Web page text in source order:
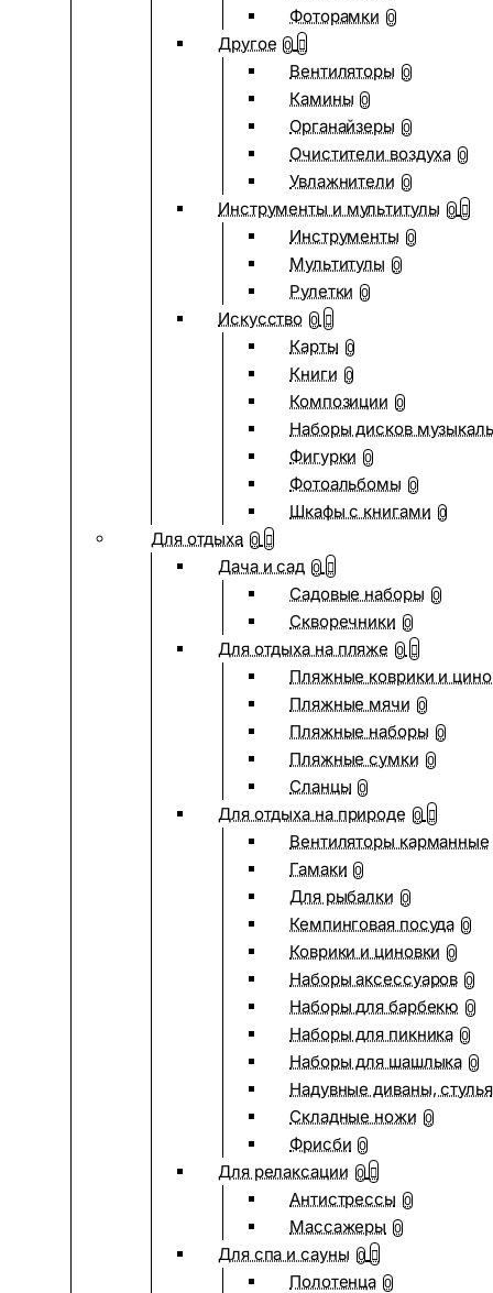
Фоторамки 0
Другое 0
Вентиляторы 0
Камины 0
Органайзеры 0
Очистители воздуха 0
Увлажнители 0
Инструменты и мультитулы 0
Инструменты 0
Мультитулы 0
Рулетки 0
Искусство 0
Карты 0
Книги 0
Композиции 0
Наборы дисков
Фигурки 0
Фотоальбомы 0
Шкафы с книгами 0
Для отдыха 0
Дача и сад 0
Садовые наборы 0
Скворечники 0
Для отдыха на пляже 0
Пляжные коврики и
Пляжные мячи 0
Пляжные наборы 0
Пляжные сумки 0
Сланцы 0
Для отдыха на природе 0
Вентиляторы карманные
Гамаки 0
Для рыбалки 0
Кемпинговая посуда 0
Коврики и циновки 0
Наборы аксессуаров 0
Наборы для барбекю 0
Наборы для пикника 0
Наборы для шашлыка 0
Надувные диваны, стулья
Складные ножи 0
Фрисби 0
Для релаксации 0
Антистрессы 0
Массажеры 0
Для спа и сауны 0
Полотенца 0